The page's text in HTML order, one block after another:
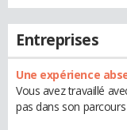
Entreprises
Une expérience
Vous avez travaillé
pas dans son parcours